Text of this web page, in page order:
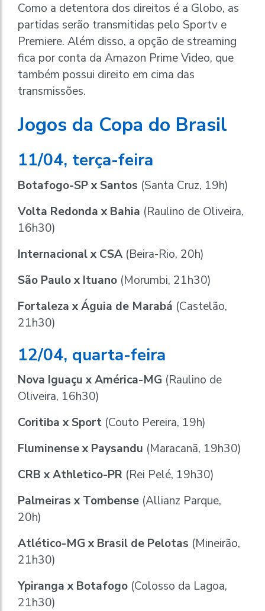
Como a detentora dos direitos é a Globo, as
partidas serão transmitidas pelo Sportv e
Premiere. Além disso, a opção de streaming
fica por conta da Amazon Prime Video, que
também possui direito em cima das
transmissões.
Jogos da Copa do Brasil
11/04, terça-feira
Botafogo-SP x Santos (Santa Cruz, 19h)
Volta Redonda x Bahia (Raulino de Oliveira,
16h30)
Internacional x CSA (Beira-Rio, 20h)
São Paulo x Ituano (Morumbi, 21h30)
Fortaleza x Águia de Marabá (Castelão,
21h30)
12/04, quarta-feira
Nova Iguaçu x América-MG (Raulino de
Oliveira, 16h30)
Coritiba x Sport (Couto Pereira, 19h)
Fluminense x Paysandu (Maracanã, 19h30)
CRB x Athletico-PR (Rei Pelé, 19h30)
Palmeiras x Tombense (Allianz Parque,
20h)
Atlético-MG x Brasil de Pelotas (Mineirão,
21h30)
Ypiranga x Botafogo (Colosso da Lagoa,
21h30)